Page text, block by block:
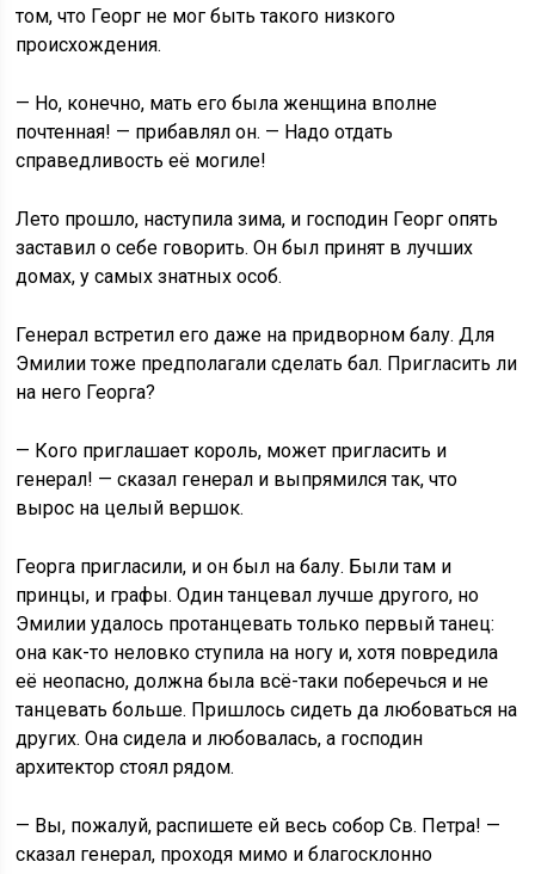
том, что Георг не мог быть такого низкого
происхождения.
— Но, конечно, мать его была женщина вполне
почтенная! — прибавлял он. — Надо отдать
справедливость её могиле!
Лето прошло, наступила зима, и господин Георг опять
заставил о себе говорить. Он был принят в лучших
домах, у самых знатных особ.
Генерал встретил его даже на придворном балу. Для
Эмилии тоже предполагали сделать бал. Пригласить ли
на него Георга?
— Кого приглашает король, может пригласить и
генерал! — сказал генерал и выпрямился так, что
вырос на целый вершок.
Георга пригласили, и он был на балу. Были там и
принцы, и графы. Один танцевал лучше другого, но
Эмилии удалось протанцевать только первый танец:
она как-то неловко ступила на ногу и, хотя повредила
её неопасно, должна была всё-таки поберечься и не
танцевать больше. Пришлось сидеть да любоваться на
других. Она сидела и любовалась, а господин
архитектор стоял рядом.
— Вы, пожалуй, распишете ей весь собор Св. Петра! —
сказал генерал, проходя мимо и благосклонно